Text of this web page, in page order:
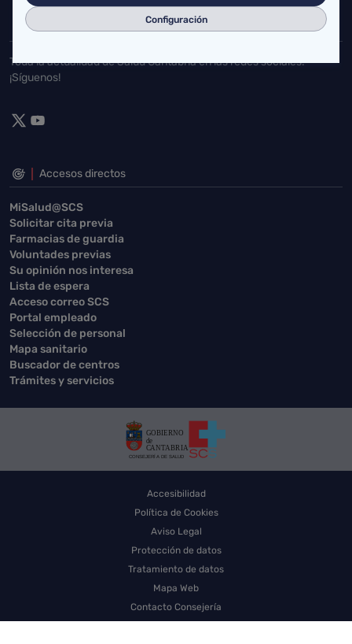
942202772
Toda la actualidad de Salud Cantabria en las redes sociales.
¡Síguenos!
Accesos directos
MiSalud@SCS
Solicitar cita previa
Farmacias de guardia
Voluntades previas
Su opinión nos interesa
Lista de espera
Acceso correo SCS
Portal empleado
Selección de personal
Mapa sanitario
Buscador de centros
Trámites y servicios
Accesibilidad
Política de Cookies
Aviso Legal
Protección de datos
Tratamiento de datos
Mapa Web
Contacto Consejería
Configuración